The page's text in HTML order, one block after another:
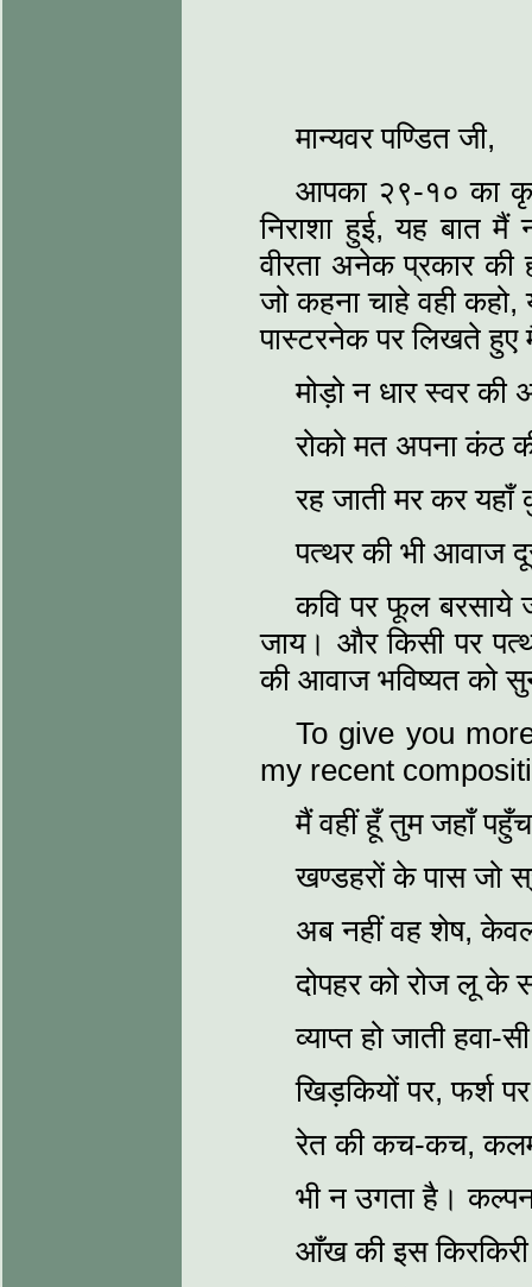
मान्‍यवर पण्डित जी,
आपका २९-१० का
निराशा हुई, यह बात
वीरता अनेक प्रकार की
जो कहना चाहे वही
पास्‍टरनेक पर लिखते हुए
मोड़ो न धार स्‍वर की
रोको मत अपना कंठ
रह जाती मर कर
पत्‍थर की भी आवाज
कवि पर फूल बरसाये
जाय। और किसी पर
की आवाज भविष्‍यत को
To give you
my recent
मैं वहीं हूँ तुम जहाँ
खण्‍डहरों के पास जो
अब नहीं वह शेष,
दोपहर को रोज लू के
व्‍याप्‍त हो जाती
खिड़कियों पर, फर्श
रेत की कच-कच,
भी न उगता है।
आँख की इस किरकिरी